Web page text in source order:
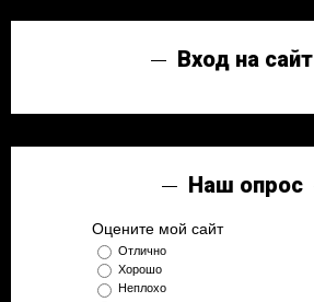
Вход на сайт
Наш опрос
Оцените мой сайт
Отлично
Хорошо
Неплохо